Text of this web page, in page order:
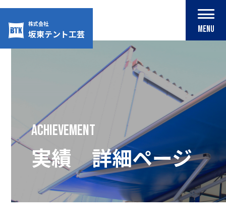
株式会社
坂東テント工芸 MENU
achievement
実績 詳細ページ